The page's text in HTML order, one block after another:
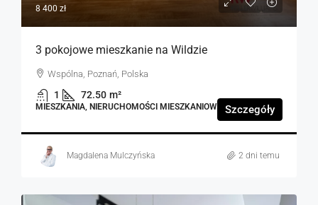
8 400 zł
3 pokojowe mieszkanie na Wildzie
Wspólna, Poznań, Polska
1 72.50 m²
MIESZKANIA, NIERUCHOMOŚCI MIESZKANIOWE Szczegóły
Magdalena Mulczyńska 2 dni temu